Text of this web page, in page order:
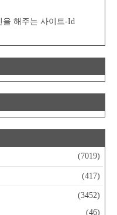
을 해주는 사이트-Id
(7019)
(417)
(3452)
(46)